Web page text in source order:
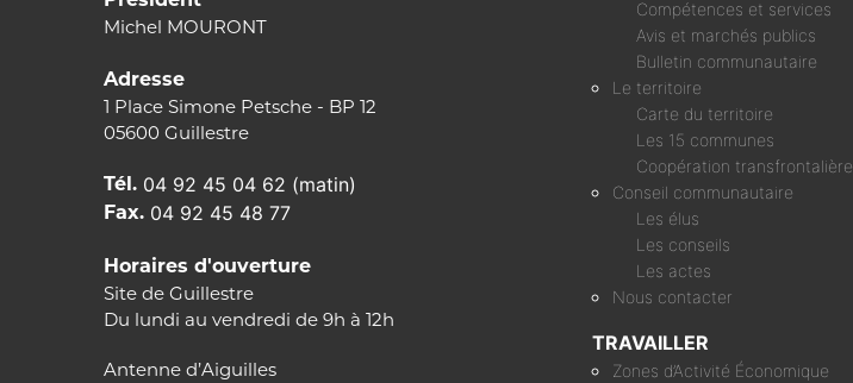
Michel MOURONT
Adresse
1 Place Simone Petsche - BP 12
05600 Guillestre
Tél. 04 92 45 04 62 (matin)
Fax. 04 92 45 48 77
Horaires d'ouverture
Site de Guillestre
Du lundi au vendredi de 9h à 12h
Antenne d’Aiguilles
Compétences et services
Avis et marchés publics
Bulletin communautaire
Le territoire
Carte du territoire
Les 15 communes
Coopération transfrontalière
Conseil communautaire
Les élus
Les conseils
Les actes
Nous contacter
TRAVAILLER
Zones d’Activité Économique